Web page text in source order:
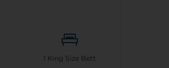
1 King Size Bett